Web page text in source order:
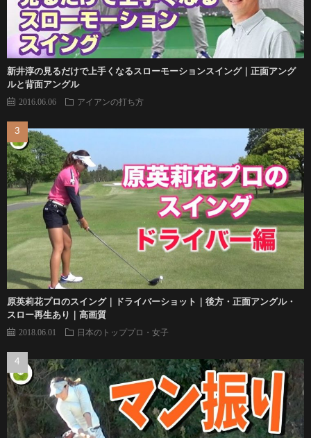
新井淳の見るだけで上手くなるスローモーションスイング｜正面アング
ルと背面アングル
2016.06.06 アイアンの打ち方
原英莉花プロのスイング｜ドライバーショット｜後方・正面アングル・
スロー再生あり｜高画質
2018.06.01 日本のトッププロ・女子